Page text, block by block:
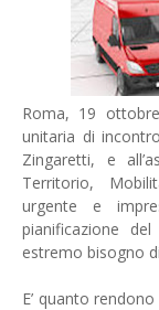
Roma, 19
unitaria di
Zingaretti, e
Territorio,
urgente e
pianificazione
estremo bisogno
E’ quanto